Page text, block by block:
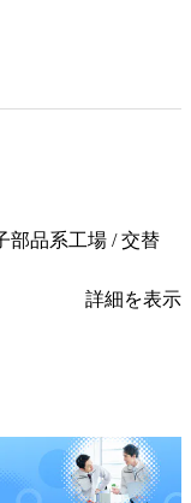
部品系工場 / 交替
詳細を表示